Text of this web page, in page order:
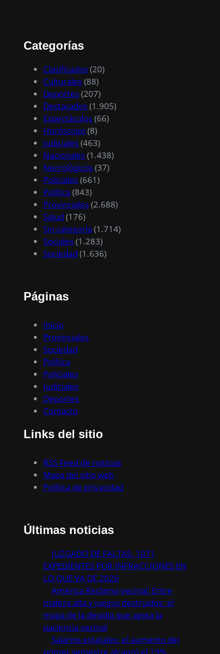
Categorías
Clasificados(20)
Culturales(88)
Deportes(207)
Destacados(1.905)
Espectáculos(66)
Horóscopo(8)
Judiciales(463)
Nacionales(1.438)
Necrológicos(37)
Policiales(661)
Política (843)
Provinciales(2.688)
Salud (176)
Sin categoría (1.714)
Sociales(1.283)
Sociedad (1.636)
Páginas
Inicio
Provinciales
Sociedad
Política
Policiales
Judiciales
Deportes
Contacto
Links del sitio
RSS Feed de noticias
Mapa del sitio web
Política de privacidad
Últimas noticias
JUZGADO DE FALTAS: 1071
EXPEDIENTES POR INFRACCIONES EN
LO QUE VA DE 2026
América Reclamo vecinal: Entre
maleza alta y juegos destruidos: el
mapa de la desidia que agota la
paciencia vecinal
Salarios estatales: el aumento del
primer semestre alcanzó el 19%